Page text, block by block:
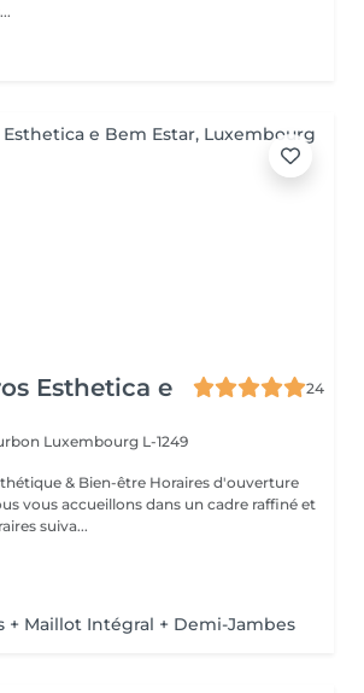
Esthetica e
24
Luxembourg L-1249
& Bien-être Horaires d'ouverture
vous accueillons dans un cadre raffiné et
suiva...
+ Maillot Intégral + Demi-Jambes